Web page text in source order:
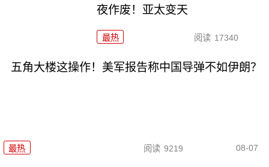
夜作废！亚太变天
最热 阅读 17340
五角大楼这操作！美军报告称中国导弹不如伊朗？
最热 阅读 9219 08-07